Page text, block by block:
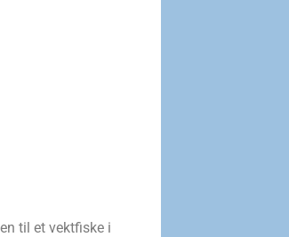
til et vektfiske i